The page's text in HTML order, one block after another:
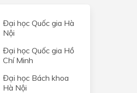
Đại học Quốc gia Hà
Nội
Đại học Quốc gia Hồ
Chí Minh
Đại học Bách khoa
Hà Nội